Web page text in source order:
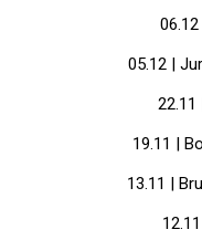
05.12 |
22.11
19.11 |
13.11 |